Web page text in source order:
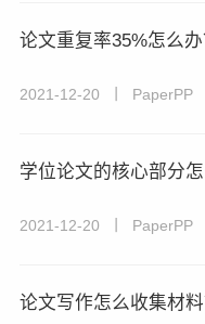
论文重复率35%怎么办
2021-12-20 丨 PaperPP
学位论文的核心部分怎
2021-12-20 丨 PaperPP
论文写作怎么收集材料